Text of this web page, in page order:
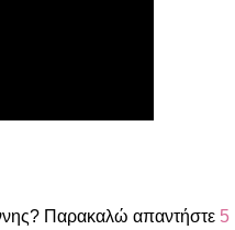
Παρακαλώ απαντήστε 5